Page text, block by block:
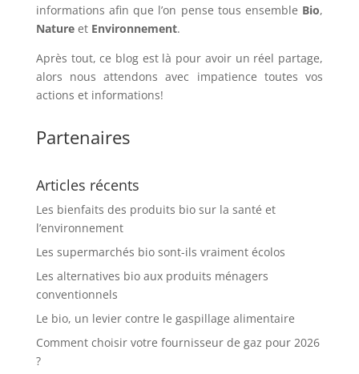
informations afin que l’on pense tous ensemble Bio,
Natureet Environnement.
Après tout, ce blog est là pour avoir un réel partage,
alors nous attendons avec impatience toutes vos
actions et informations!
Partenaires
Articles récents
Les bienfaits des produits bio sur la santé et
l’environnement
Les supermarchés bio sont-ils vraiment écolos
Les alternatives bio aux produits ménagers
conventionnels
Le bio, un levier contre le gaspillage alimentaire
Comment choisir votre fournisseur de gaz pour 2026
?